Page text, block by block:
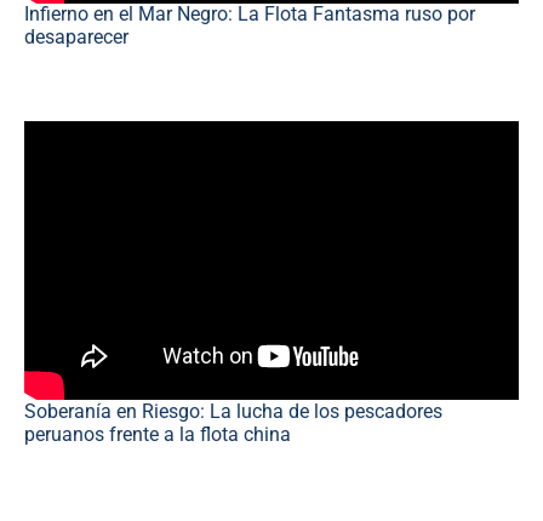
Infierno en el Mar Negro: La Flota Fantasma ruso por
desaparecer
Soberanía en Riesgo: La lucha de los pescadores
peruanos frente a la flota china